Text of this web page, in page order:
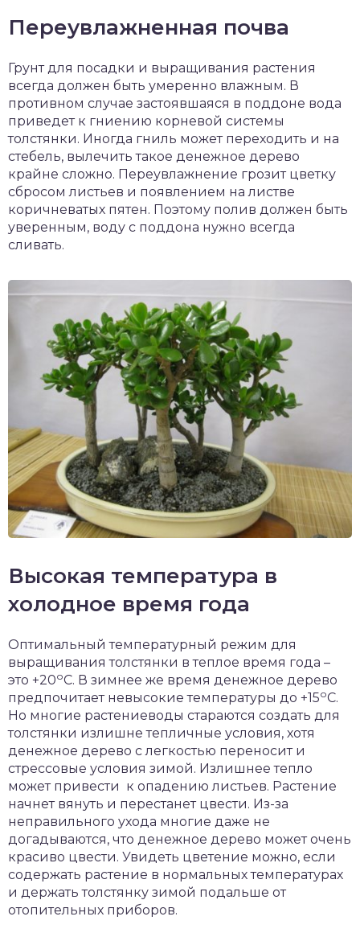
Переувлажненная почва
Грунт для посадки и выращивания растения
всегда должен быть умеренно влажным. В
противном случае застоявшаяся в поддоне вода
приведет к гниению корневой системы
толстянки. Иногда гниль может переходить и на
стебель, вылечить такое денежное дерево
крайне сложно. Переувлажнение грозит цветку
сбросом листьев и появлением на листве
коричневатых пятен. Поэтому полив должен быть
уверенным, воду с поддона нужно всегда
сливать.
Высокая температура в
холодное время года
Оптимальный температурный режим для
выращивания толстянки в теплое время года –
это +20оС. В зимнее же время денежное дерево
предпочитает невысокие температуры до +15оС.
Но многие растениеводы стараются создать для
толстянки излишне тепличные условия, хотя
денежное дерево с легкостью переносит и
стрессовые условия зимой. Излишнее тепло
может привести к опадению листьев. Растение
начнет вянуть и перестанет цвести. Из-за
неправильного ухода многие даже не
догадываются, что денежное дерево может очень
красиво цвести. Увидеть цветение можно, если
содержать растение в нормальных температурах
и держать толстянку зимой подальше от
отопительных приборов.